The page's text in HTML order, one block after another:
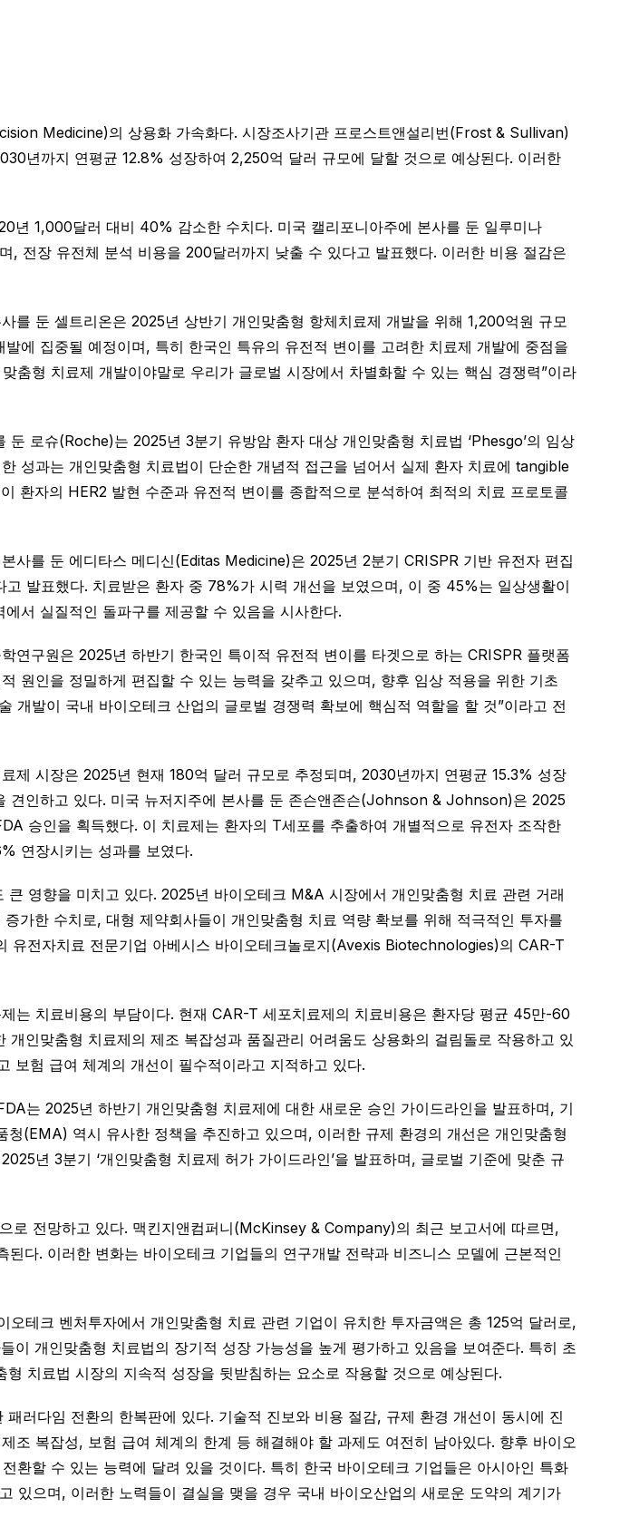
Medicine)의 상용화 가속화다. 시장조사기관 프로스트앤설리번(Frost & Sullivan)
년까지 연평균 12.8% 성장하여 2,250억 달러 규모에 달할 것으로 예상된다. 이러한
1,000달러 대비 40% 감소한 수치다. 미국 캘리포니아주에 본사를 둔 일루미나
전장 유전체 분석 비용을 200달러까지 낮출 수 있다고 발표했다. 이러한 비용 절감은
를 둔 셀트리온은 2025년 상반기 개인맞춤형 항체치료제 개발을 위해 1,200억원 규모
에 집중될 예정이며, 특히 한국인 특유의 유전적 변이를 고려한 치료제 개발에 중점을
춤형 치료제 개발이야말로 우리가 글로벌 시장에서 차별화할 수 있는 핵심 경쟁력”이라
로슈(Roche)는 2025년 3분기 유방암 환자 대상 개인맞춤형 치료법 ‘Phesgo’의 임상
성과는 개인맞춤형 치료법이 단순한 개념적 접근을 넘어서 실제 환자 치료에 tangible
환자의 HER2 발현 수준과 유전적 변이를 종합적으로 분석하여 최적의 치료 프로토콜
사를 둔 에디타스 메디신(Editas Medicine)은 2025년 2분기 CRISPR 기반 유전자 편집
발표했다. 치료받은 환자 중 78%가 시력 개선을 보였으며, 이 중 45%는 일상생활이
서 실질적인 돌파구를 제공할 수 있음을 시사한다.
연구원은 2025년 하반기 한국인 특이적 유전적 변이를 타겟으로 하는 CRISPR 플랫폼
원인을 정밀하게 편집할 수 있는 능력을 갖추고 있으며, 향후 임상 적용을 위한 기초
개발이 국내 바이오테크 산업의 글로벌 경쟁력 확보에 핵심적 역할을 할 것”이라고 전
제 시장은 2025년 현재 180억 달러 규모로 추정되며, 2030년까지 연평균 15.3% 성장
인하고 있다. 미국 뉴저지주에 본사를 둔 존슨앤존슨(Johnson & Johnson)은 2025
승인을 획득했다. 이 치료제는 환자의 T세포를 추출하여 개별적으로 유전자 조작한
연장시키는 성과를 보였다.
영향을 미치고 있다. 2025년 바이오테크 M&A 시장에서 개인맞춤형 치료 관련 거래
한 수치로, 대형 제약회사들이 개인맞춤형 치료 역량 확보를 위해 적극적인 투자를
전자치료 전문기업 아베시스 바이오테크놀로지(Avexis Biotechnologies)의 CAR-T
는 치료비용의 부담이다. 현재 CAR-T 세포치료제의 치료비용은 환자당 평균 45만-60
인맞춤형 치료제의 제조 복잡성과 품질관리 어려움도 상용화의 걸림돌로 작용하고 있
보험 급여 체계의 개선이 필수적이라고 지적하고 있다.
는 2025년 하반기 개인맞춤형 치료제에 대한 새로운 승인 가이드라인을 발표하며, 기
(EMA) 역시 유사한 정책을 추진하고 있으며, 이러한 규제 환경의 개선은 개인맞춤형
년 3분기 ‘개인맞춤형 치료제 허가 가이드라인’을 발표하며, 글로벌 기준에 맞춘 규
로 전망하고 있다. 맥킨지앤컴퍼니(McKinsey & Company)의 최근 보고서에 따르면,
다. 이러한 변화는 바이오테크 기업들의 연구개발 전략과 비즈니스 모델에 근본적인
테크 벤처투자에서 개인맞춤형 치료 관련 기업이 유치한 투자금액은 총 125억 달러로,
개인맞춤형 치료법의 장기적 성장 가능성을 높게 평가하고 있음을 보여준다. 특히 초
치료법 시장의 지속적 성장을 뒷받침하는 요소로 작용할 것으로 예상된다.
러다임 전환의 한복판에 있다. 기술적 진보와 비용 절감, 규제 환경 개선이 동시에 진
조 복잡성, 보험 급여 체계의 한계 등 해결해야 할 과제도 여전히 남아있다. 향후 바이오
환할 수 있는 능력에 달려 있을 것이다. 특히 한국 바이오테크 기업들은 아시아인 특화
있으며, 이러한 노력들이 결실을 맺을 경우 국내 바이오산업의 새로운 도약의 계기가